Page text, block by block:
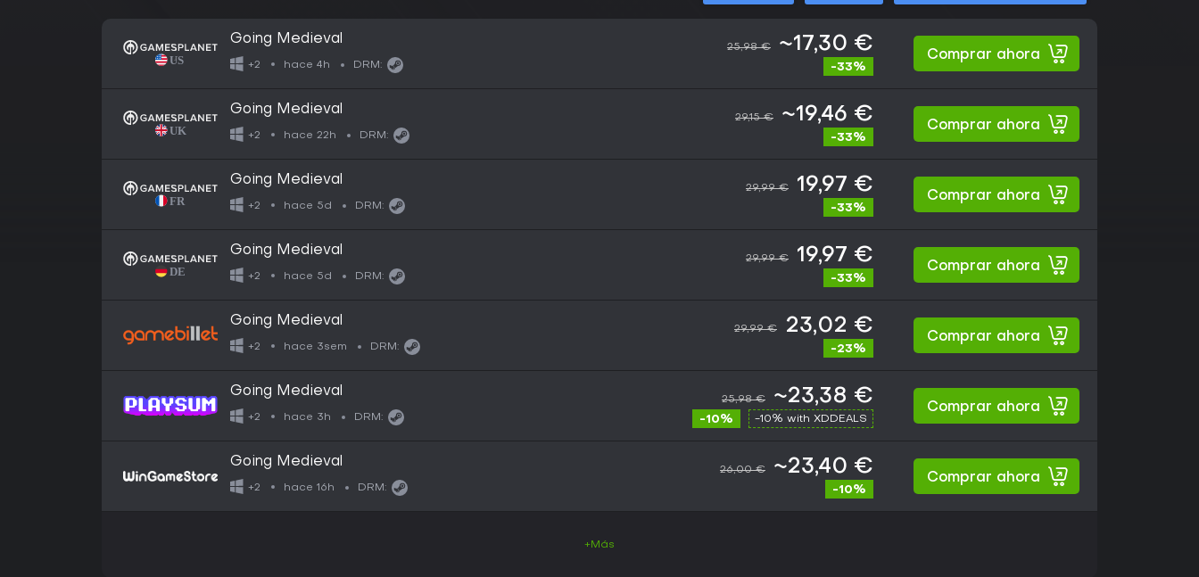
Going Medieval
+2 hace 4h DRM:
25,98 € ~17,30 €
-33%
Comprar ahora
Going Medieval
+2 hace 22h DRM:
29,15 € ~19,46 €
-33%
Comprar ahora
Going Medieval
+2 hace 5d DRM:
29,99 € 19,97 €
-33%
Comprar ahora
Going Medieval
+2 hace 5d DRM:
29,99 € 19,97 €
-33%
Comprar ahora
Going Medieval
+2 hace 3sem DRM:
29,99 € 23,02 €
-23%
Comprar ahora
Going Medieval
+2 hace 3h DRM:
25,98 € ~23,38 €
-10% -10% with XDDEALS
Comprar ahora
Going Medieval
+2 hace 16h DRM:
26,00 € ~23,40 €
-10%
Comprar ahora
+Más